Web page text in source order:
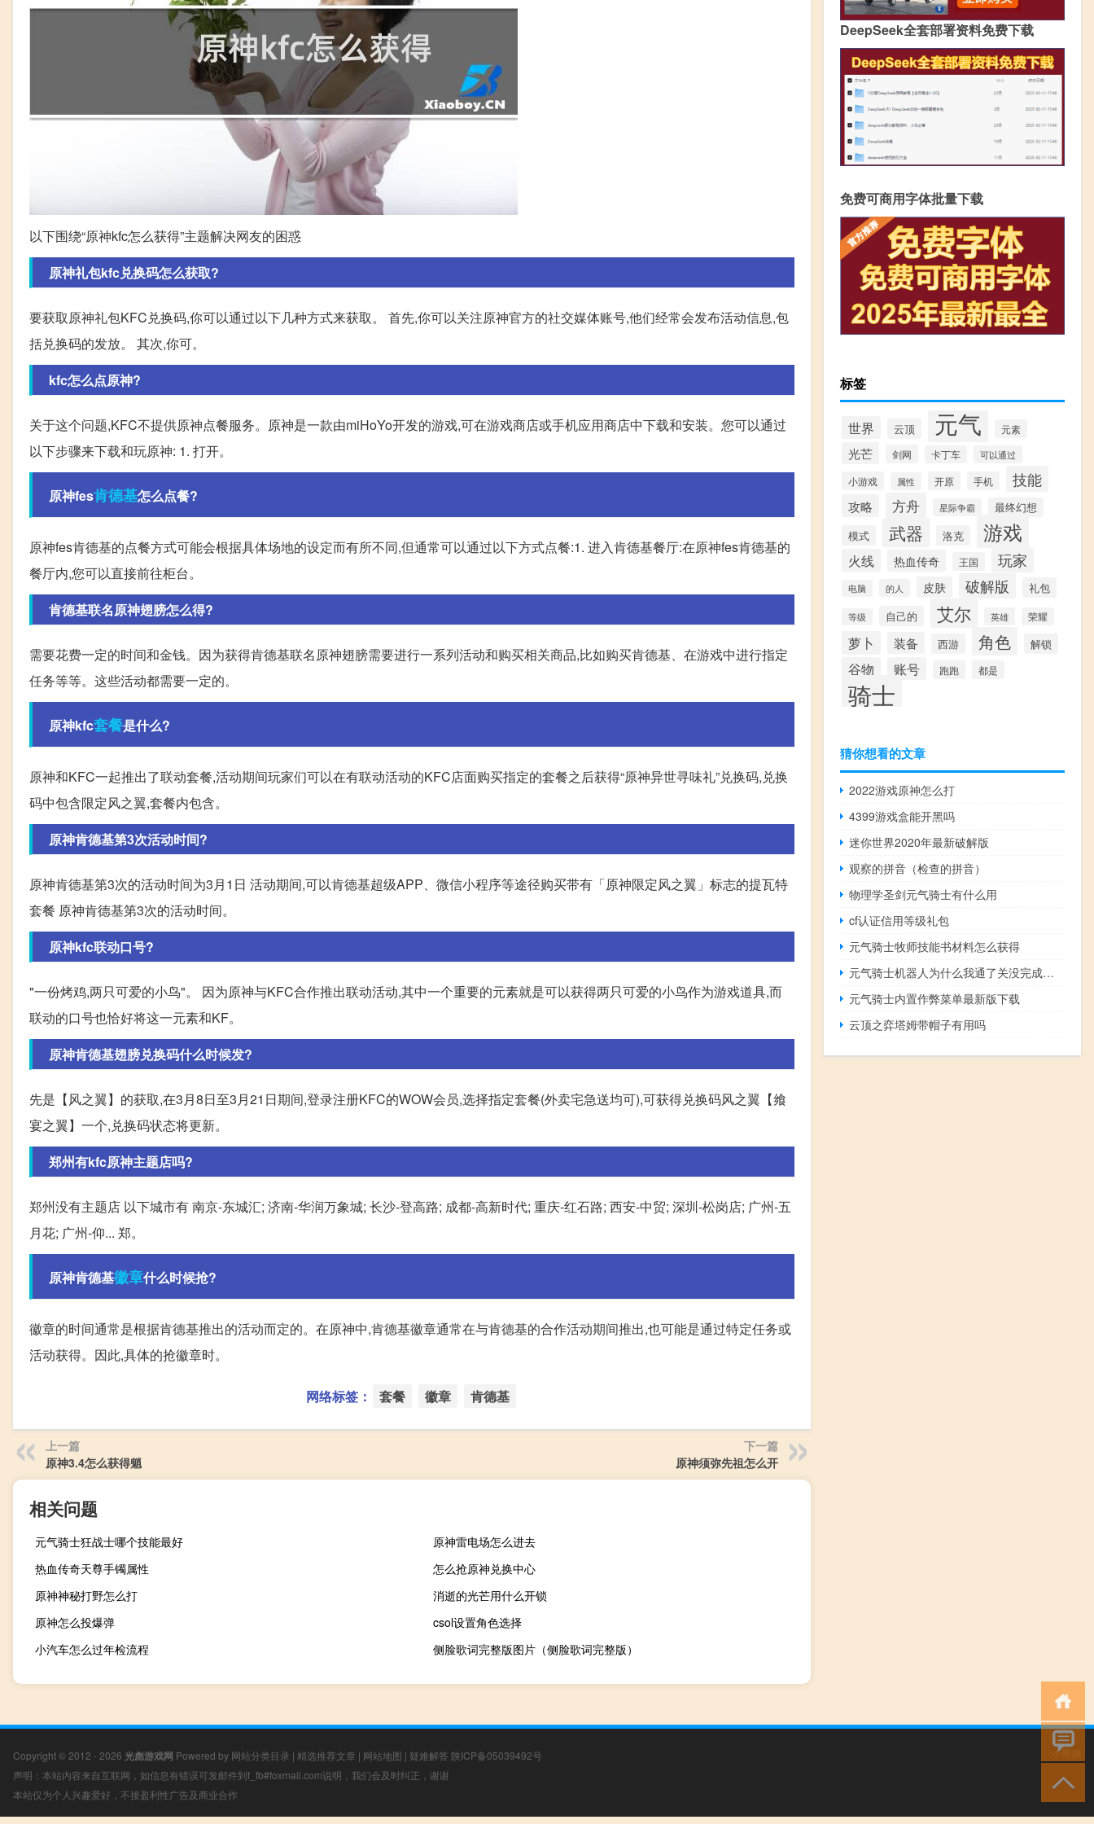
以下围绕“原神kfc怎么获得”主题解决网友的困惑
原神礼包kfc兑换码怎么获取?
要获取原神礼包KFC兑换码,你可以通过以下几种方式来获取。 首先,你可以关注原神官方的社交媒体账号,他们经常会发布活动信息,包
括兑换码的发放。 其次,你可。
kfc怎么点原神?
关于这个问题,KFC不提供原神点餐服务。原神是一款由miHoYo开发的游戏,可在游戏商店或手机应用商店中下载和安装。您可以通过
以下步骤来下载和玩原神: 1. 打开。
原神fes肯德基怎么点餐?
原神fes肯德基的点餐方式可能会根据具体场地的设定而有所不同,但通常可以通过以下方式点餐:1. 进入肯德基餐厅:在原神fes肯德基的
餐厅内,您可以直接前往柜台。
肯德基联名原神翅膀怎么得?
需要花费一定的时间和金钱。因为获得肯德基联名原神翅膀需要进行一系列活动和购买相关商品,比如购买肯德基、在游戏中进行指定
任务等等。这些活动都需要一定的。
原神kfc套餐是什么?
原神和KFC一起推出了联动套餐,活动期间玩家们可以在有联动活动的KFC店面购买指定的套餐之后获得“原神异世寻味礼”兑换码,兑换
码中包含限定风之翼,套餐内包含。
原神肯德基第3次活动时间?
原神肯德基第3次的活动时间为3月1日 活动期间,可以肯德基超级APP、微信小程序等途径购买带有「原神限定风之翼」标志的提瓦特
套餐 原神肯德基第3次的活动时间。
原神kfc联动口号?
"一份烤鸡,两只可爱的小鸟"。 因为原神与KFC合作推出联动活动,其中一个重要的元素就是可以获得两只可爱的小鸟作为游戏道具,而
联动的口号也恰好将这一元素和KF。
原神肯德基翅膀兑换码什么时候发?
先是【风之翼】的获取,在3月8日至3月21日期间,登录注册KFC的WOW会员,选择指定套餐(外卖宅急送均可),可获得兑换码风之翼【飨
宴之翼】一个,兑换码状态将更新。
郑州有kfc原神主题店吗?
郑州没有主题店 以下城市有 南京-东城汇; 济南-华润万象城; 长沙-登高路; 成都-高新时代; 重庆-红石路; 西安-中贸; 深圳-松岗店; 广州-五
月花; 广州-仰... 郑。
原神肯德基徽章什么时候抢?
徽章的时间通常是根据肯德基推出的活动而定的。在原神中,肯德基徽章通常在与肯德基的合作活动期间推出,也可能是通过特定任务或
活动获得。因此,具体的抢徽章时。
网络标签： 套餐 徽章 肯德基
上一篇
原神3.4怎么获得魈
下一篇
原神须弥先祖怎么开
相关问题
元气骑士狂战士哪个技能最好
原神雷电场怎么进去
热血传奇天尊手镯属性
怎么抢原神兑换中心
原神神秘打野怎么打
消逝的光芒用什么开锁
原神怎么投爆弹
csol设置角色选择
小汽车怎么过年检流程
侧脸歌词完整版图片（侧脸歌词完整版）
DeepSeek全套部署资料免费下载
免费可商用字体批量下载
标签
世界 云顶 元气 元素
光芒 剑网 卡丁车 可以通过
小游戏 属性 开原 手机 技能
攻略 方舟 星际争霸 最终幻想
模式 武器 洛克 游戏
火线 热血传奇 王国 玩家
电脑 的人 皮肤 破解版 礼包
等级 自己的 艾尔 英雄 荣耀
萝卜 装备 西游 角色 解锁
谷物 账号 跑跑 都是
骑士
猜你想看的文章
2022游戏原神怎么打
4399游戏盒能开黑吗
迷你世界2020年最新破解版
观察的拼音（检查的拼音）
物理学圣剑元气骑士有什么用
cf认证信用等级礼包
元气骑士牧师技能书材料怎么获得
元气骑士机器人为什么我通了关没完成成就
元气骑士内置作弊菜单最新版下载
云顶之弈塔姆带帽子有用吗
Copyright © 2012 - 2026 光彪游戏网 Powered by 网站分类目录 | 精选推荐文章 | 网站地图 | 疑难解答 陕ICP备05039492号
声明：本站内容来自互联网，如信息有错误可发邮件到f_fb#foxmail.com说明，我们会及时纠正，谢谢
本站仅为个人兴趣爱好，不接盈利性广告及商业合作
小男孩